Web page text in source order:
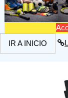
IR A INICIO